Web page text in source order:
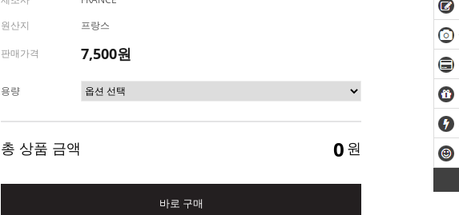
원산지
프랑스
판매가격 7,500원
용량
총 상품 금액 0 원
바로 구매